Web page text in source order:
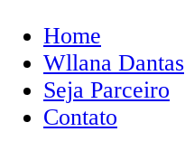
Home
Wllana Dantas
Seja Parceiro
Contato